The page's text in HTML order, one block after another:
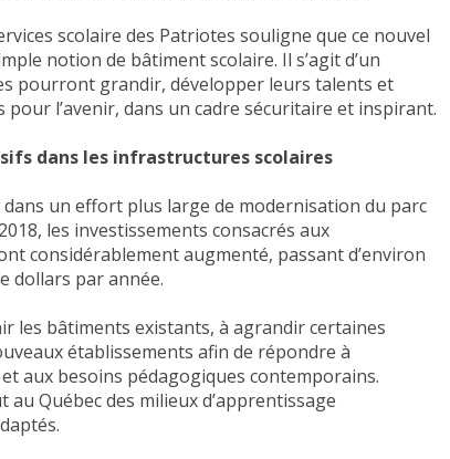
scolaire des Patriotes souligne que ce nouvel
notion de bâtiment scolaire. Il s’agit d’un
pourront grandir, développer leurs talents et
l’avenir, dans un cadre sécuritaire et inspirant.
dans les infrastructures scolaires
un effort plus large de modernisation du parc
les investissements consacrés aux
considérablement augmenté, passant d’environ
dollars par année.
les bâtiments existants, à agrandir certaines
établissements afin de répondre à
aux besoins pédagogiques contemporains.
au Québec des milieux d’apprentissage